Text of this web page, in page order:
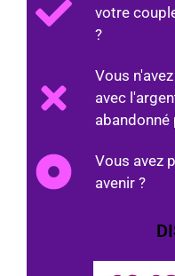
votre
?
Vous
avec
abandonné
Vous avez
avenir ?